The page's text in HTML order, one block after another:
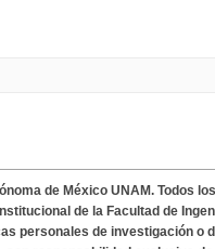
de México UNAM. Todos
de la Facultad de
personales de investigación o